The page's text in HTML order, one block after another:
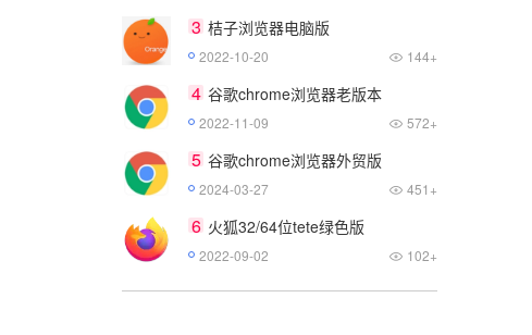
3 桔子浏览器电脑版
2022-10-20 144+
4 谷歌chrome浏览器老版本
2022-11-09 572+
5 谷歌chrome浏览器外贸版
2024-03-27 451+
6 火狐32/64位tete绿色版
2022-09-02 102+